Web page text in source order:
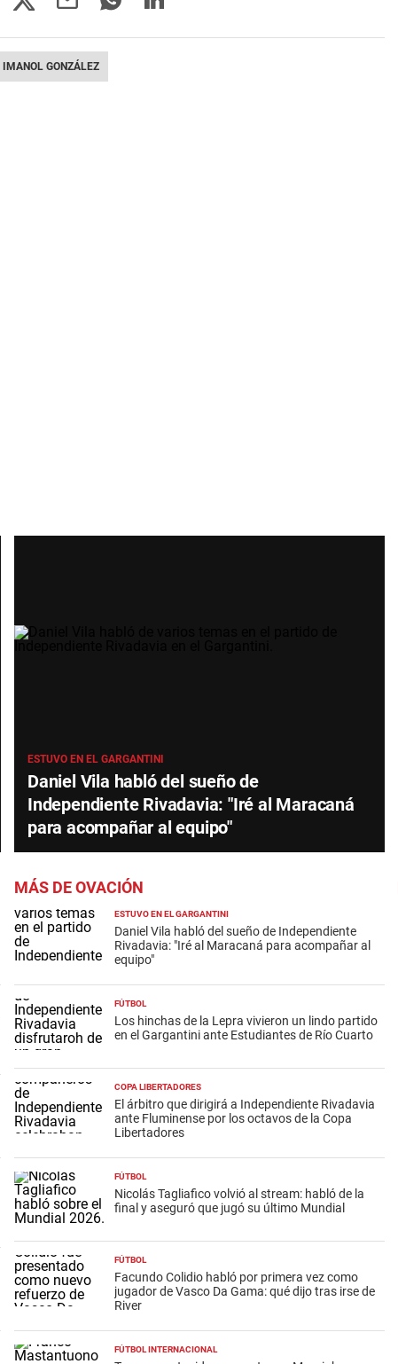
IMANOL GONZÁLEZ
ESTUVO EN EL GARGANTINI
Daniel Vila habló del sueño de
Independiente Rivadavia: "Iré al Maracaná
para acompañar al equipo"
MÁS DE OVACIÓN
ESTUVO EN EL GARGANTINI
Daniel Vila habló del sueño de Independiente
Rivadavia: "Iré al Maracaná para acompañar al
equipo"
FÚTBOL
Los hinchas de la Lepra vivieron un lindo partido
en el Gargantini ante Estudiantes de Río Cuarto
COPA LIBERTADORES
El árbitro que dirigirá a Independiente Rivadavia
ante Fluminense por los octavos de la Copa
Libertadores
FÚTBOL
Nicolás Tagliafico volvió al stream: habló de la
final y aseguró que jugó su último Mundial
FÚTBOL
Facundo Colidio habló por primera vez como
jugador de Vasco Da Gama: qué dijo tras irse de
River
FÚTBOL INTERNACIONAL